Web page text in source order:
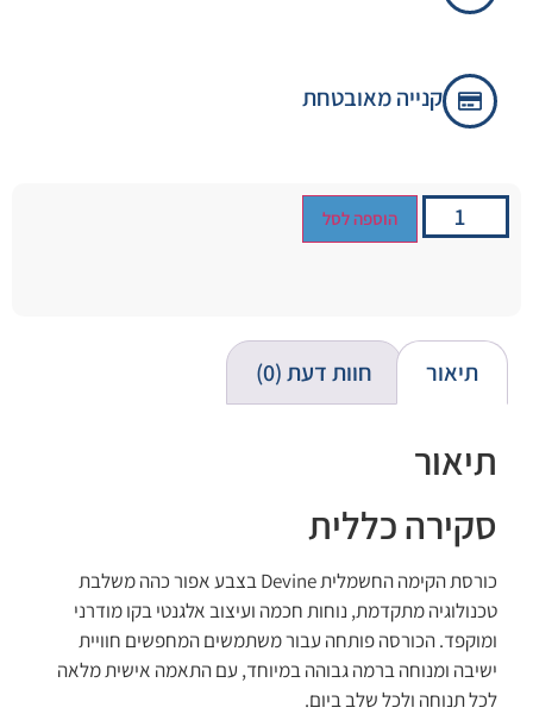
קנייה מאובטחת
הוספה לסל
תיאור חוות דעת (0)
תיאור
סקירה כללית
כורסת הקימה החשמלית Devine בצבע אפור כהה משלבת
טכנולוגיה מתקדמת, נוחות חכמה ועיצוב אלגנטי בקו מודרני
ומוקפד. הכורסה פותחה עבור משתמשים המחפשים חוויית
ישיבה ומנוחה ברמה גבוהה במיוחד, עם התאמה אישית מלאה
לכל תנוחה ולכל שלב ביום.